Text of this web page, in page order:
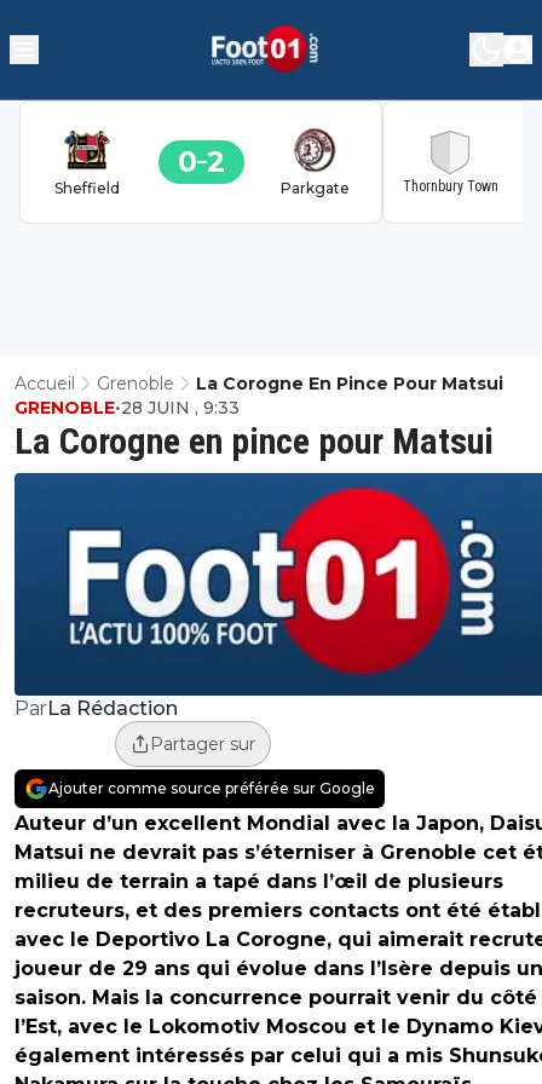
Sheffield
0 2
Parkgate Thornbury Town
Accueil Grenoble La Corogne En Pince Pour Matsui
La Corogne en pince pour Matsui
GRENOBLE•28 JUIN , 9:33
ParLa Rédaction
Partager sur
Ajouter comme source préférée sur Google
Auteur d’un excellent Mondial avec la Japon,
Matsui ne devrait pas s’éterniser à Grenoble cet
milieu de terrain a tapé dans l’œil de plusieurs
recruteurs, et des premiers contacts ont été
avec le Deportivo La Corogne, qui aimerait
joueur de 29 ans qui évolue dans l’Isère depuis
saison. Mais la concurrence pourrait venir du
l’Est, avec le Lokomotiv Moscou et le Dynamo
également intéressés par celui qui a mis